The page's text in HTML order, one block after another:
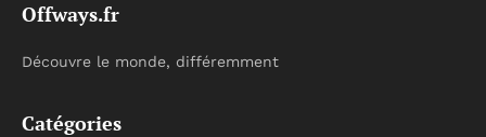
Offways.fr
Découvre le monde, différemment
Catégories